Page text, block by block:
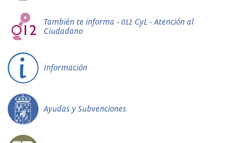
También te informa - 012 CyL - Atención al
Ciudadano
Información
Ayudas y Subvenciones